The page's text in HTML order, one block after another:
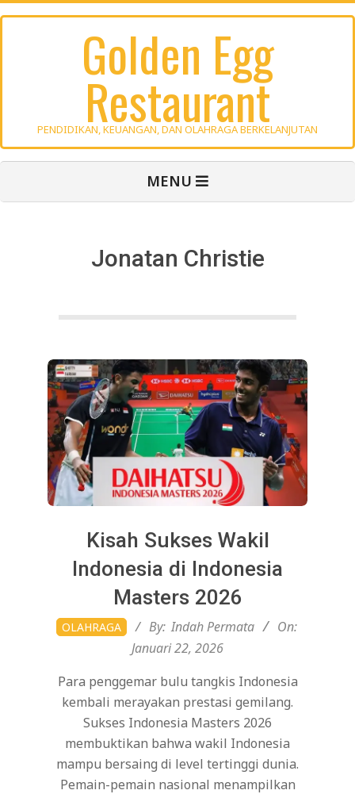
Skip
Golden Egg
Restaurant
PENDIDIKAN, KEUANGAN, DAN OLAHRAGA BERKELANJUTAN
MENU
Jonatan Christie
Kisah Sukses Wakil
Indonesia di Indonesia
Masters 2026
2026-
01-
OLAHRAGA By: Indah Permata
On:
Januari 22, 2026
Para penggemar bulu tangkis Indonesia
kembali merayakan prestasi gemilang.
Sukses Indonesia Masters 2026
membuktikan bahwa wakil Indonesia
mampu bersaing di level tertinggi dunia.
Pemain-pemain nasional menampilkan